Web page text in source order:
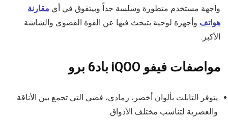
واجهة مستخدم متطورة وسلسة جداً وبيتفوق في أي مقارنة
هواتف وأجهزة لوحية بتبحث فيها عن القوة القصوى والشاشة
الأكبر.
مواصفات فيفو iQOO باد6 برو
يتوفر التابلت بألوان أخضر، رمادي، فضي التي تجمع بين الأناقة
والعصرية لتناسب مختلف الأذواق.